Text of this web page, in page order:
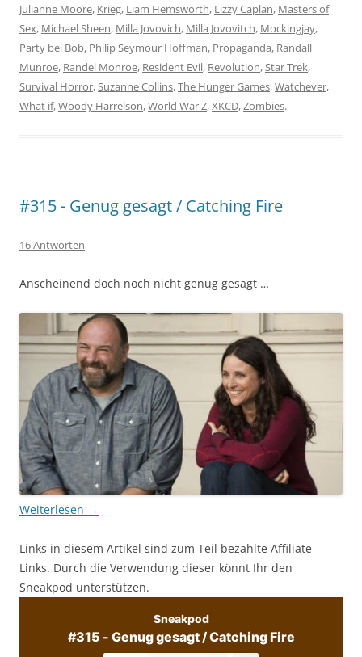
Julianne Moore, Krieg, Liam Hemsworth, Lizzy Caplan, Masters of
Sex, Michael Sheen, Milla Jovovich, Milla Jovovitch, Mockingjay,
Party bei Bob, Philip Seymour Hoffman, Propaganda, Randall
Munroe, Randel Monroe, Resident Evil, Revolution,Star Trek,
Survival Horror,Suzanne Collins,The Hunger Games,Watchever,
What if,Woody Harrelson,World War Z,XKCD,Zombies.
#315 - Genug gesagt / Catching Fire
16 Antworten
Anscheinend doch noch nicht genug gesagt …
Weiterlesen →
Links in diesem Artikel sind zum Teil bezahlte Affiliate-
Links. Durch die Verwendung dieser könnt Ihr den
Sneakpod unterstützen.